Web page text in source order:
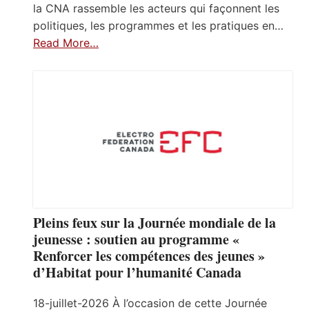
la CNA rassemble les acteurs qui façonnent les
politiques, les programmes et les pratiques en…
Read More…
Pleins feux sur la Journée mondiale de la
jeunesse : soutien au programme «
Renforcer les compétences des jeunes »
d’Habitat pour l’humanité Canada
18-juillet-2026 À l’occasion de cette Journée